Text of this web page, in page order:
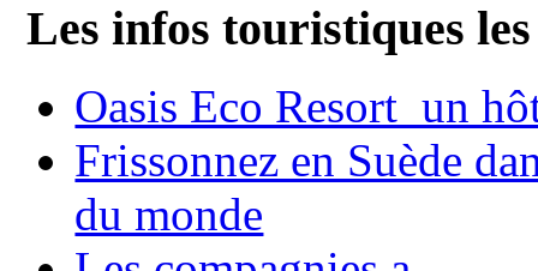
Les infos touristiques
Oasis Eco Resort un
Frissonnez en Suède
du monde